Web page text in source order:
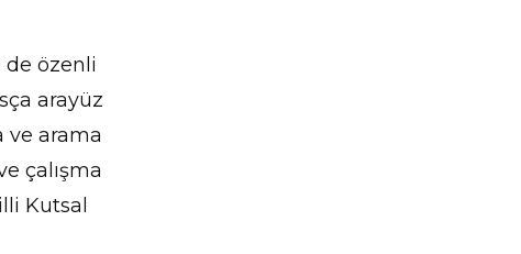
de özenli
arayüz
ve arama
çalışma
Kutsal